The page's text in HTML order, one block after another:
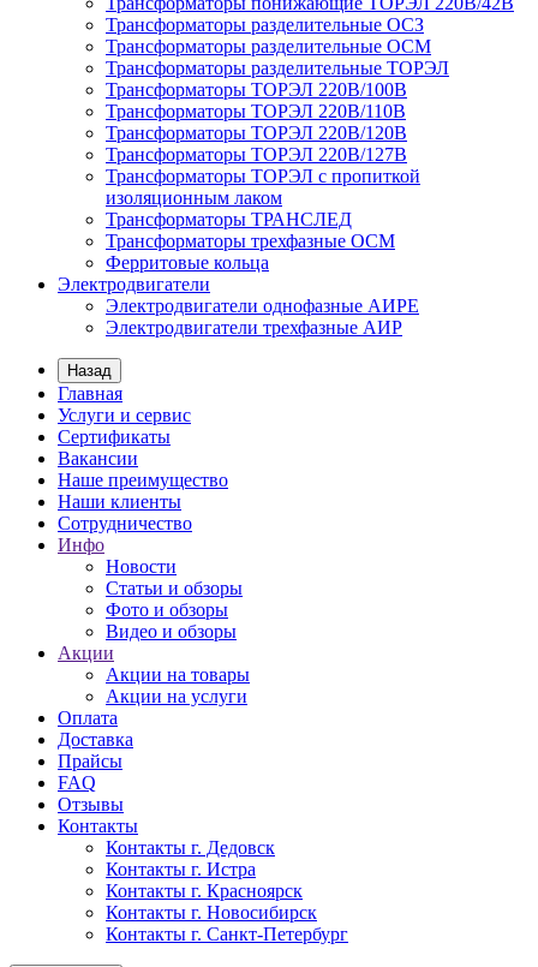
Трансформаторы разделительные ОСЗ
Трансформаторы разделительные ОСМ
Трансформаторы разделительные ТОРЭЛ
Трансформаторы ТОРЭЛ 220В/100В
Трансформаторы ТОРЭЛ 220В/110В
Трансформаторы ТОРЭЛ 220В/120В
Трансформаторы ТОРЭЛ 220В/127В
Трансформаторы ТОРЭЛ с пропиткой
изоляционным лаком
Трансформаторы ТРАНСЛЕД
Трансформаторы трехфазные ОСМ
Ферритовые кольца
Электродвигатели
Электродвигатели однофазные АИРЕ
Электродвигатели трехфазные АИР
Назад
Главная
Услуги и сервис
Сертификаты
Вакансии
Наше преимущество
Наши клиенты
Сотрудничество
Инфо
Новости
Статьи и обзоры
Фото и обзоры
Видео и обзоры
Акции
Акции на товары
Акции на услуги
Оплата
Доставка
Прайсы
FAQ
Отзывы
Контакты
Контакты г. Дедовск
Контакты г. Истра
Контакты г. Красноярск
Контакты г. Новосибирск
Контакты г. Санкт-Петербург